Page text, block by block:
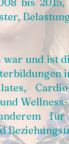
und ist
für